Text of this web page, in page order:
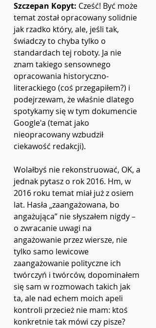
Szczepan Kopyt: Cześć! Być może
temat został opracowany solidnie
jak rzadko który, ale, jeśli tak,
świadczy to chyba tylko o
standardach tej roboty. Ja nie
znam takiego sensownego
opracowania historyczno-
literackiego (coś przegapiłem?) i
podejrzewam, że właśnie dlatego
spotykamy się w tym dokumencie
Google'a (temat jako
nieopracowany wzbudził
ciekawość redakcji).
Wolałbyś nie rekonstruować, OK, a
jednak pytasz o rok 2016. Hm, w
2016 roku temat miał już z osiem
lat. Hasła „zaangażowana, bo
angażująca” nie słyszałem nigdy –
o zwracanie uwagi na
angażowanie przez wiersze, nie
tylko samo lewicowe
zaangażowanie polityczne ich
twórczyń i twórców, dopominałem
się sam w rozmowach takich jak
ta, ale nad echem moich apeli
kontroli przecież nie mam: ktoś
konkretnie tak mówi czy pisze?